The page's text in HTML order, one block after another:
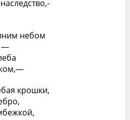
небом
—
крошки,